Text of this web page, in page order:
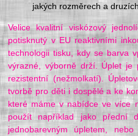
jakých rozměrech a
Velice kvalitní viskózový
potisknutý v EU reaktivními
technologii tisku, kdy se barva
výrazné, výborně drží. Úplet je
rezistentní (nežmolkatí).
tvorbě pro děti i dospělé a ke
které máme v nabídce ve více
použít například jako přední
jednobarevným úpletem,